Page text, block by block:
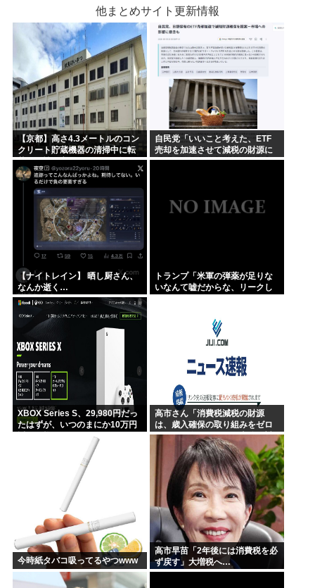
他まとめサイト更新情報
【京都】高さ4.3メートルのコン
クリート貯蔵機器の清掃中に転
落し男性死亡、伏見区の工場
自民党「いいこと考えた、ETF
売却を加速させて減税の財源に
しよう」
【ナイトレイン】 晒し厨さん、
なんか逝く…
トランプ「米軍の弾薬が足りな
いなんて嘘だからな、リークし
XBOX Series S、29,980円だっ
たはずが、いつのまにか10万円
高市さん「消費税減税の財源
は、歳入確保の取り組みをゼロ
ベースで進めることで十分に対
応できる」サナ、有能
今時紙タバコ吸ってるやつwww
高市早苗「2年後には消費税を必
ず戻す」大増税へ…